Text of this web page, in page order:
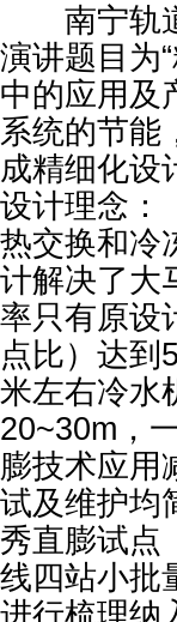
南宁轨道
演讲题目为
中的应用及
系统的节能
成精细化设
设计理念：
热交换和冷
计解决了大
率只有原设
点比）达到
米左右冷水
20~30m，
膨技术应用
试及维护均
秀直膨试点
线四站小批
进行梳理纳